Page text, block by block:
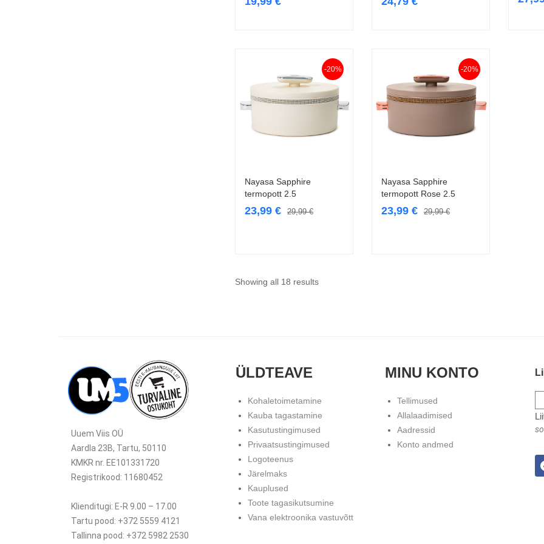
-20%
Lisa korvi
Nayasa Sapphire
termopott 2.5
29,99€
23,99 €
-20%
Lisa korvi
Nayasa Sapphire
termopott Rose 2.5
29,99€
23,99 €
Showing all 18 results
Uuem Viis OÜ
Aardla 23B, Tartu, 50110
KMKR nr. EE101331720
Registrikood: 11680452
Klienditugi: E-R 9.00 – 17.00
Tartu pood: +372 5559 4121
Tallinna pood: +372 5982 2530
ÜLDTEAVE
Kohaletoimetamine
Kauba tagastamine
Kasutustingimused
Privaatsustingimused
Logoteenus
Järelmaks
Kauplused
Toote tagasikutsumine
Vana elektroonika vastuvõtt
MINU KONTO
Tellimused
Allalaadimised
Aadressid
Konto andmed